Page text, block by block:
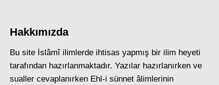
Hakkımızda
Bu site İslâmî ilimlerde ihtisas yapmış bir ilim heyeti
tarafından hazırlanmaktadır. Yazılar hazırlanırken ve
sualler cevaplanırken Ehl-i sünnet âlimlerinin